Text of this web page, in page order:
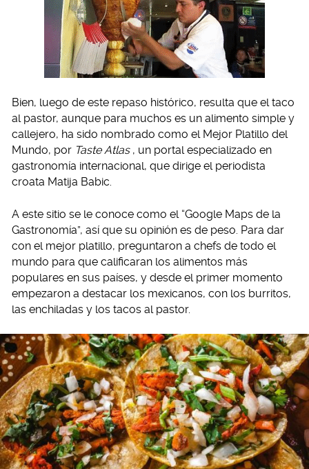
Bien, luego de este repaso histórico, resulta que el taco
al pastor, aunque para muchos es un alimento simple y
callejero, ha sido nombrado como el Mejor Platillo del
Mundo, por Taste Atlas , un portal especializado en
gastronomía internacional, que dirige el periodista
croata Matija Babic.
A este sitio se le conoce como el “Google Maps de la
Gastronomía”, así que su opinión es de peso. Para dar
con el mejor platillo, preguntaron a chefs de todo el
mundo para que calificaran los alimentos más
populares en sus países, y desde el primer momento
empezaron a destacar los mexicanos, con los burritos,
las enchiladas y los tacos al pastor.